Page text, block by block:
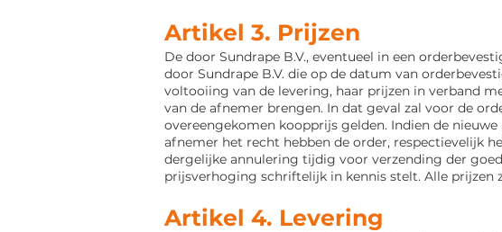
Artikel 3. Prijzen
De door Sundrape B.V., eventueel in een
door Sundrape B.V. die op de datum van
voltooiing van de levering, haar prijzen in verband
van de afnemer brengen. In dat geval zal voor de
overeengekomen koopprijs gelden. Indien de
afnemer het recht hebben de order, respectievelijk
dergelijke annulering tijdig voor verzending der
prijsverhoging schriftelijk in kennis stelt. Alle prijzen
Artikel 4. Levering